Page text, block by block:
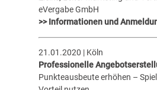
eVergabe GmbH
>> Informationen und
21.01.2020 | Köln
Professionelle
Punkteausbeute erhöhen –